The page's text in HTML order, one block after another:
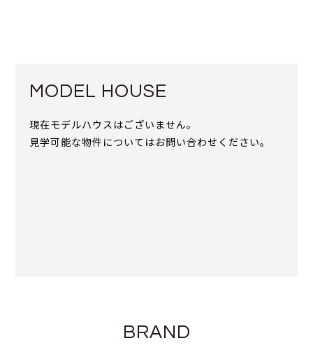
MODEL HOUSE
現在モデルハウスはございません。
見学可能な物件についてはお問い合わせください。
BRAND